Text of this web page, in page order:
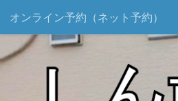
オンライン予約（ネット予約）